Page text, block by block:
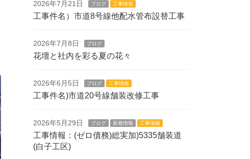
2026年7月21日 ブログ 工事情報
工事件名）市道8号線他配水管布設替工事
2026年7月8日 ブログ
花壇と社内を彩る夏の花々
2026年6月5日 ブログ 工事情報
工事件名)市道20号線舗装改修工事
2026年5月29日 ブログ 新着情報 工事情報
工事情報：(ゼロ債務)総実加)5335舗装道
(白子工区)